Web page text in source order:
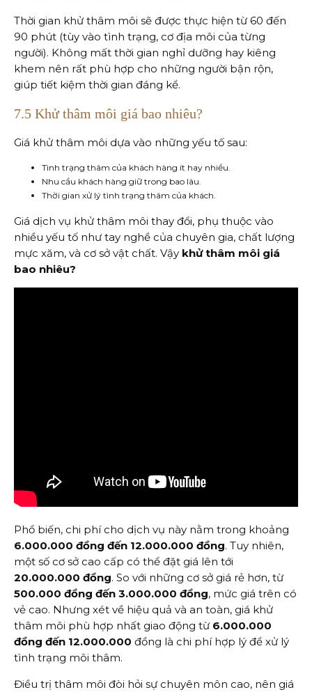
Thời gian khử thâm môi sẽ được thực hiện từ 60 đến
90 phút (tùy vào tình trạng, cơ địa môi của từng
người). Không mất thời gian nghỉ dưỡng hay kiêng
khem nên rất phù hợp cho những người bận rộn,
giúp tiết kiệm thời gian đáng kể.
7.5 Khử thâm môi giá bao nhiêu?
Giá khử thâm môi dựa vào những yếu tố sau:
Tình trạng thâm của khách hàng ít hay nhiều.
Nhu cầu khách hàng giữ trong bao lâu.
Thời gian xử lý tình trạng thâm của khách.
Giá dịch vụ khử thâm môi thay đổi, phụ thuộc vào
nhiều yếu tố như tay nghề của chuyên gia, chất lượng
mực xăm, và cơ sở vật chất. Vậy khử thâm môi giá
bao nhiêu?
Phổ biến, chi phí cho dịch vụ này nằm trong khoảng
6.000.000 đồng đến 12.000.000 đồng. Tuy nhiên,
một số cơ sở cao cấp có thể đặt giá lên tới
20.000.000 đồng. So với những cơ sở giá rẻ hơn, từ
500.000 đồng đến 3.000.000 đồng, mức giá trên có
vẻ cao. Nhưng xét về hiệu quả và an toàn, giá khử
thâm môi phù hợp nhất giao động từ 6.000.000
đồng đến 12.000.000 đồng là chi phí hợp lý để xử lý
tình trạng môi thâm.
Điều trị thâm môi đòi hỏi sự chuyên môn cao, nên giá